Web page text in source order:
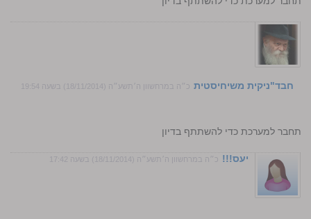
חבד"ניקית משיחיסטית כ״ה במרחשוון ה׳תשע״ה (18/11/2014) בשעה 19:54
התחבר למערכת כדי להשתתף בדיון
יעס!!! כ״ה במרחשוון ה׳תשע״ה (18/11/2014) בשעה 17:42